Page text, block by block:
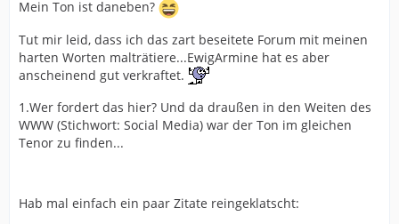
Mein Ton ist daneben?
Tut mir leid, dass ich das zart beseitete Forum mit meinen
harten Worten malträtiere...EwigArmine hat es aber
anscheinend gut verkraftet.
1.Wer fordert das hier? Und da draußen in den Weiten des
WWW (Stichwort: Social Media) war der Ton im gleichen
Tenor zu finden...
Hab mal einfach ein paar Zitate reingeklatscht: